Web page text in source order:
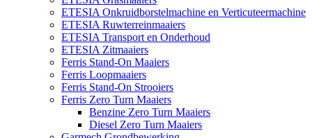
ETESIA Onkruidborstelmachine en Verticuteermachine
ETESIA Ruwterreinmaaiers
ETESIA Transport en Onderhoud
ETESIA Zitmaaiers
Ferris Stand-On Maaiers
Ferris Loopmaaiers
Ferris Stand-On Strooiers
Ferris Zero Turn Maaiers
Benzine Zero Turn Maaiers
Diesel Zero Turn Maaiers